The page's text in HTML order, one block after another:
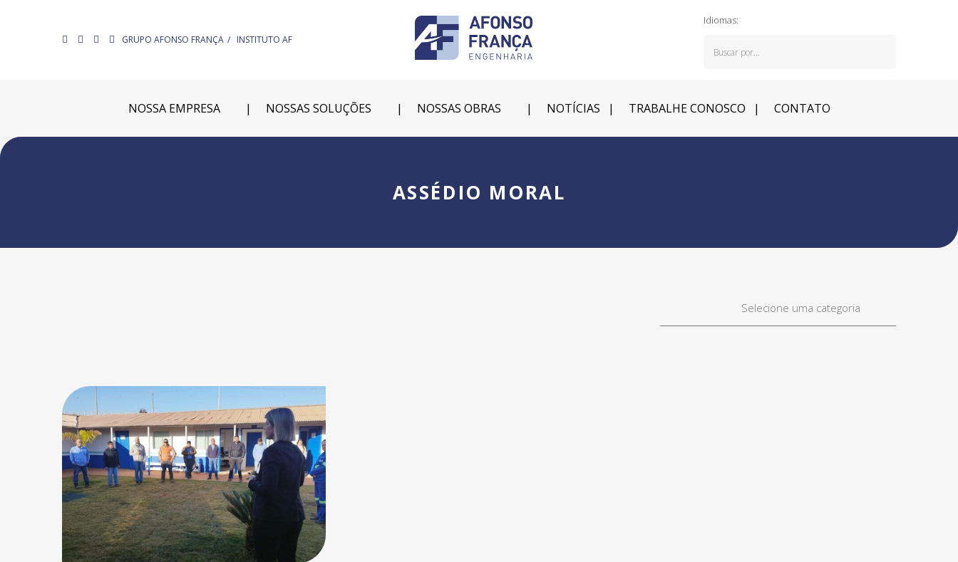
GRUPO AFONSO FRANÇA INSTITUTO AF
Idiomas:
NOSSA EMPRESA NOSSAS SOLUÇÕES NOSSAS OBRAS NOTÍCIAS TRABALHE CONOSCO CONTATO
ASSÉDIO MORAL
Selecione uma categoria